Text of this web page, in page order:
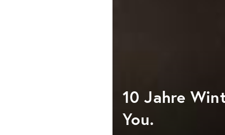
10 Jahre
You.